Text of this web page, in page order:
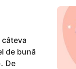
de bună
De